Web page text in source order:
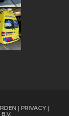
| PRIVACY |